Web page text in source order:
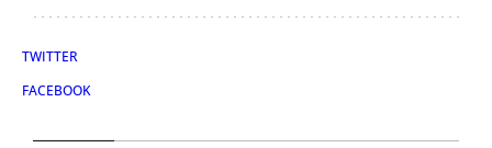
TWITTER
FACEBOOK